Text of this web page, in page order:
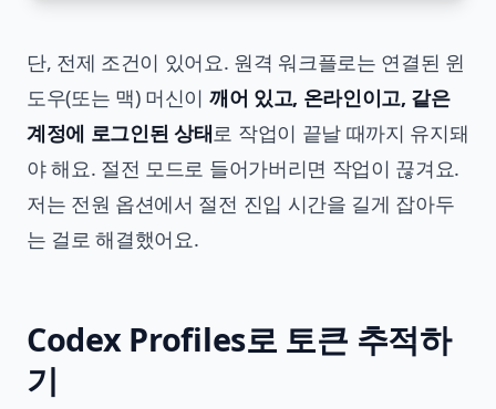
단, 전제 조건이 있어요. 원격 워크플로는 연결된 윈
도우(또는 맥) 머신이 깨어 있고, 온라인이고, 같은
계정에 로그인된 상태로 작업이 끝날 때까지 유지돼
야 해요. 절전 모드로 들어가버리면 작업이 끊겨요.
저는 전원 옵션에서 절전 진입 시간을 길게 잡아두
는 걸로 해결했어요.
Codex Profiles로 토큰 추적하
기